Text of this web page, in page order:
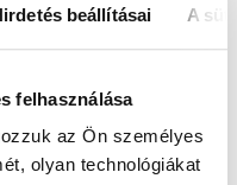
beállításai A
felhasználása
az Ön személyes
olyan technológiákat